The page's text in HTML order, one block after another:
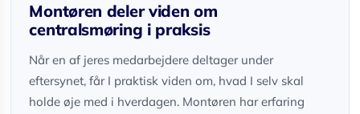
Montøren deler viden om
centralsmøring i praksis
Når en af jeres medarbejdere deltager under
eftersynet, får I praktisk viden om, hvad I selv skal
holde øje med i hverdagen. Montøren har erfaring